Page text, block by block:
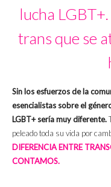
lucha
trans que se
Sin los esfuerzos de la
esencialistas sobre el
LGBT+ sería muy diferente.
peleado toda su vida por
DIFERENCIA ENTRE
CONTAMOS.